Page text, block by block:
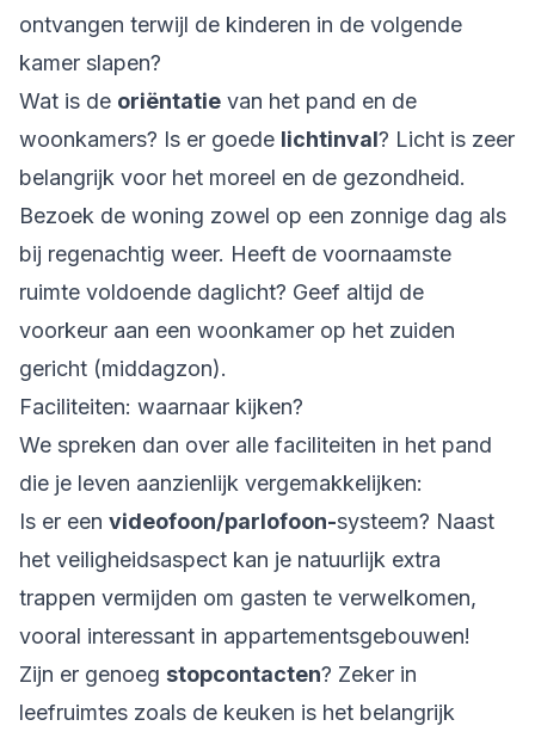
ontvangen terwijl de kinderen in de volgende
kamer slapen?
Wat is de oriëntatie van het pand en de
woonkamers? Is er goede lichtinval? Licht is zeer
belangrijk voor het moreel en de gezondheid.
Bezoek de woning zowel op een zonnige dag als
bij regenachtig weer. Heeft de voornaamste
ruimte voldoende daglicht? Geef altijd de
voorkeur aan een woonkamer op het zuiden
gericht (middagzon).
Faciliteiten: waarnaar kijken?
We spreken dan over alle faciliteiten in het pand
die je leven aanzienlijk vergemakkelijken:
Is er een videofoon/parlofoon-systeem? Naast
het veiligheidsaspect kan je natuurlijk extra
trappen vermijden om gasten te verwelkomen,
vooral interessant in appartementsgebouwen!
Zijn er genoeg stopcontacten? Zeker in
leefruimtes zoals de keuken is het belangrijk